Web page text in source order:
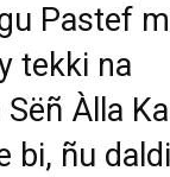
Pastef
tekki na
Àlla
bi, ñu daldi